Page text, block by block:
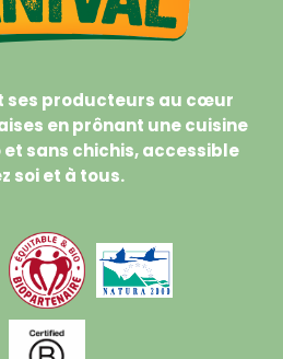
ses producteurs au cœur
en prônant une cuisine
sans chichis, accessible
soi et à tous.